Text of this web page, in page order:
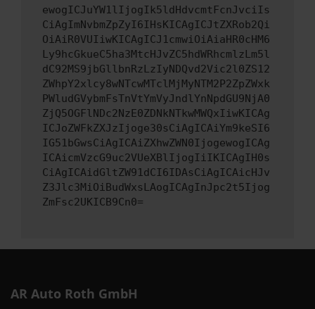
ewogICJuYW1lIjogIk5ldHdvcmtFcnJvciIs
CiAgImNvbmZpZyI6IHsKICAgICJtZXRob2Qi
OiAiR0VUIiwKICAgICJ1cmwiOiAiaHR0cHM6
Ly9hcGkueC5ha3MtcHJvZC5hdWRhcmlzLm5l
dC92MS9jbGllbnRzLzIyNDQvd2Vic2l0ZS12
ZWhpY2xlcy8wNTcwMTclMjMyNTM2P2ZpZWxk
PWludGVybmFsTnVtYmVyJndlYnNpdGU9NjA0
ZjQ5OGFlNDc2NzE0ZDNkNTkwMWQxIiwKICAg
ICJoZWFkZXJzIjoge30sCiAgICAiYm9keSI6
IG51bGwsCiAgICAiZXhwZWN0IjogewogICAg
ICAicmVzcG9uc2VUeXBlIjogIiIKICAgIH0s
CiAgICAidGltZW91dCI6IDAsCiAgICAicHJv
Z3Jlc3MiOiBudWxsLAogICAgInJpc2t5Ijog
ZmFsc2UKICB9Cn0=
AR Auto Roth GmbH